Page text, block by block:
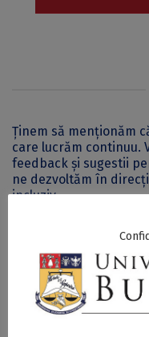
Ținem să menționăm
care lucrăm continuu.
feedback și sugestii
ne dezvoltăm în
incluziv.
Serviciul
Șanse al
0786.786.280